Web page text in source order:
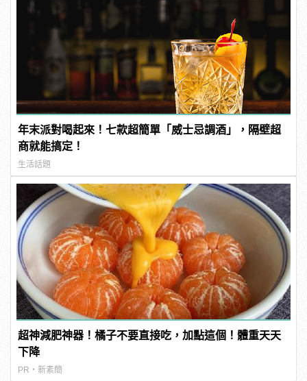
年末派對喝起來！七款超簡單「威士忌調酒」，隔壁超
商就能搞定！
生活話題
超神減肥神器！橘子不要直接吃，加點這個！體重天天
下降
PR・新素簡